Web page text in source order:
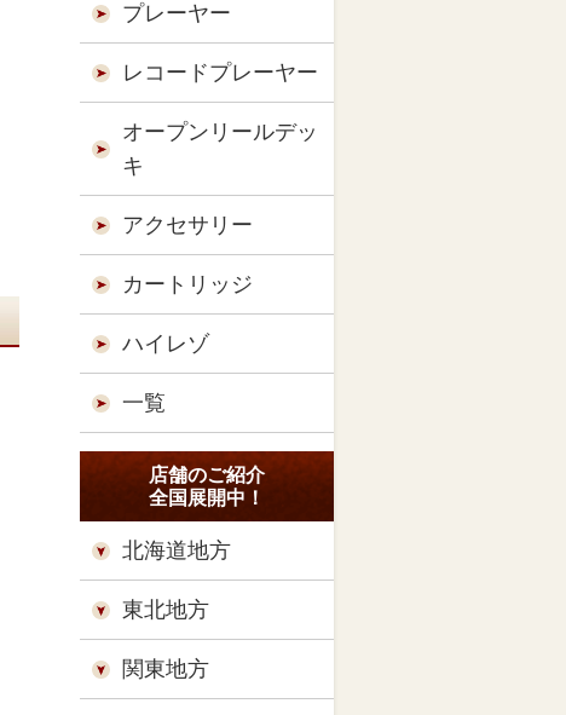
プレーヤー
レコードプレーヤー
オープンリールデッ
キ
アクセサリー
カートリッジ
ハイレゾ
一覧
店舗のご紹介
全国展開中！
北海道地方
東北地方
関東地方